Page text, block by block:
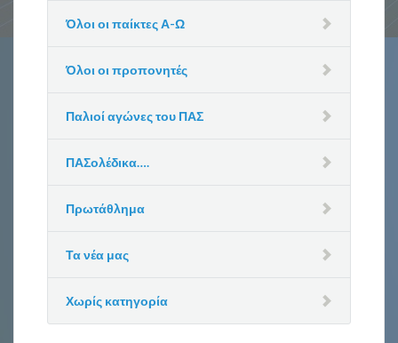
Όλοι οι παίκτες Α-Ω
Όλοι οι προπονητές
Παλιοί αγώνες του ΠΑΣ
ΠΑΣολέδικα….
Πρωτάθλημα
Τα νέα μας
Χωρίς κατηγορία